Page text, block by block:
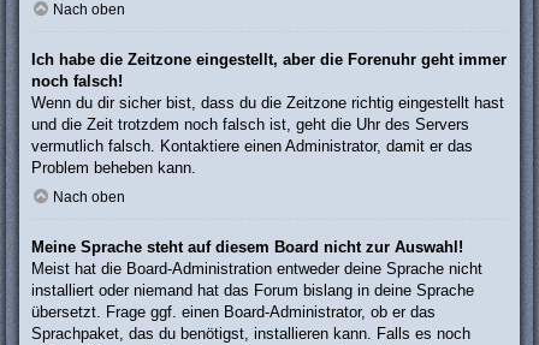
Nach oben
Ich habe die Zeitzone eingestellt, aber die Forenuhr geht immer
noch falsch!
Wenn du dir sicher bist, dass du die Zeitzone richtig eingestellt hast
und die Zeit trotzdem noch falsch ist, geht die Uhr des Servers
vermutlich falsch. Kontaktiere einen Administrator, damit er das
Problem beheben kann.
Nach oben
Meine Sprache steht auf diesem Board nicht zur Auswahl!
Meist hat die Board-Administration entweder deine Sprache nicht
installiert oder niemand hat das Forum bislang in deine Sprache
übersetzt. Frage ggf. einen Board-Administrator, ob er das
Sprachpaket, das du benötigst, installieren kann. Falls es noch